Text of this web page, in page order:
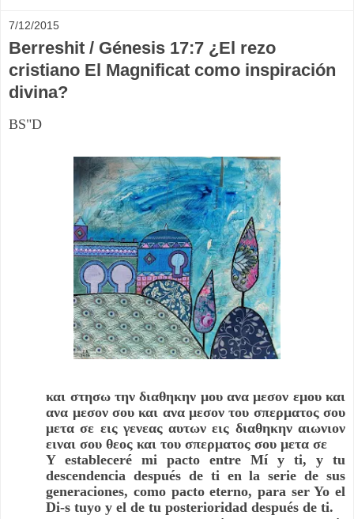
7/12/2015
Berreshit / Génesis 17:7 ¿El rezo
cristiano El Magnificat como inspiración
divina?
BS"D
και στησω την διαθηκην μου ανα μεσον εμου και
ανα μεσον σου και ανα μεσον του σπερματος σου
μετα σε εις γενεας αυτων εις διαθηκην αιωνιον
ειναι σου θεος και του σπερματος σου μετα σε
Y estableceré mi pacto entre Mí y ti, y tu
descendencia después de ti en la serie de sus
generaciones, como pacto eterno, para ser Yo el
Di-s tuyo y el de tu posterioridad después de ti.